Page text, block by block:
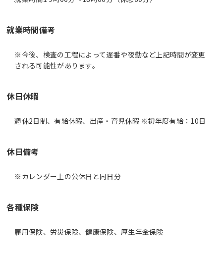
就業時間備考
※今後、検査の工程によって遅番や夜勤など上記時間が変更
休日休暇
週休2日制、有給休暇、出産・育児休暇 ※初年度有給：10日
休日備考
※カレンダー上の公休日と同日分
各種保険
雇用保険、労災保険、健康保険、厚生年金保険